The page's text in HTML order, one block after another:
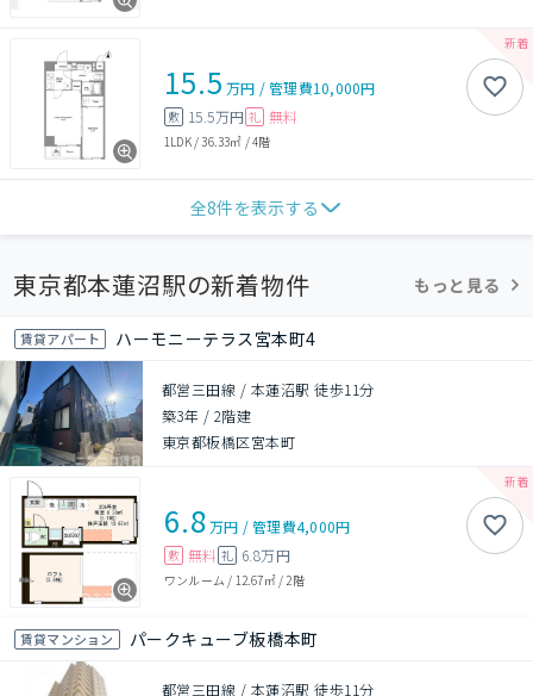
15.5 万円 /管理費10,000円
敷 15.5万円 礼 無料
1LDK/36.33㎡ /4階
全8件を表示する
東京都本蓮沼駅の新着物件 もっと見る
賃貸アパート ハーモニーテラス宮本町4
都営三田線 / 本蓮沼駅 徒歩11分
築3年 / 2階建
東京都板橋区宮本町
6.8万円 /管理費4,000円
敷 無料 礼 6.8万円
ワンルーム / 12.67㎡/ 2階
賃貸マンション パークキューブ板橋本町
都営三田線 / 本蓮沼駅 徒歩11分